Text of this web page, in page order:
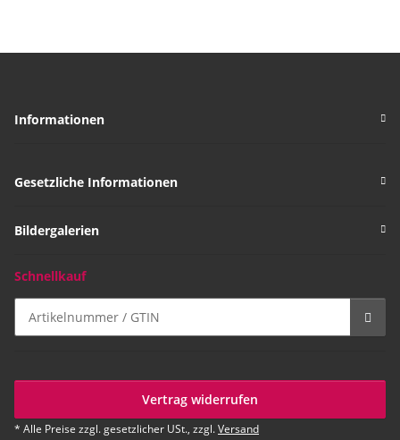
Informationen
Gesetzliche Informationen
Bildergalerien
Schnellkauf
Vertrag widerrufen
* Alle Preise zzgl. gesetzlicher USt., zzgl.Versand